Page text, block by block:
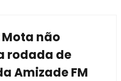
não
rodada de
Amizade FM